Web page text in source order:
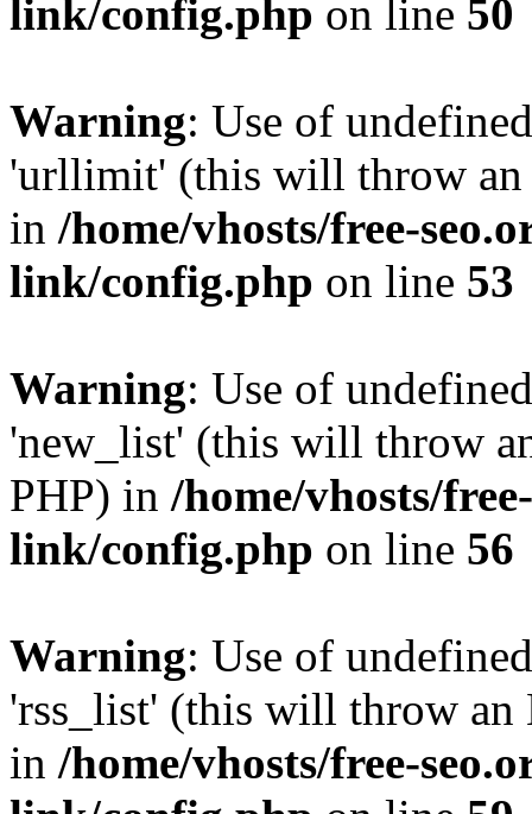
link/config.php on line 50
Warning: Use of
'urllimit' (this will throw an
in /home/vhosts/free-
link/config.php on line 53
Warning: Use of
'new_list' (this will throw
PHP) in /home/vhosts/
link/config.php on line 56
Warning: Use of
'rss_list' (this will throw an
in /home/vhosts/free-